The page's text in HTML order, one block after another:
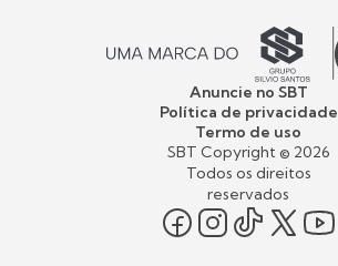
Anuncie no SBT
Política de privacidade
Termo de uso
SBT Copyright © 2026
Todos os direitos
reservados